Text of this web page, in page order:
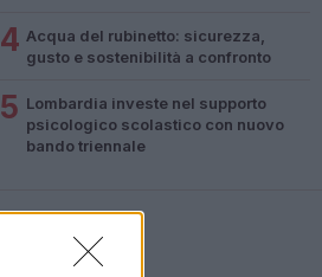
4 Acqua del rubinetto: sicurezza,
gusto e sostenibilità a confronto
5 Lombardia investe nel supporto
psicologico scolastico con nuovo
bando triennale